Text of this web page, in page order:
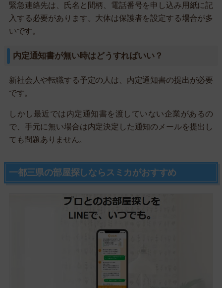
緊急連絡先は、氏名と間柄、電話番号を申し込み用紙に記
入する必要があります。大体は保護者を設定する場合が多
いです。
内定通知書が無い時はどうすればいい？
新社会人や転職する予定の人は、内定通知書の提出が必要
です。
しかし最近では内定通知書を渡していない企業があるの
で、手元に無い場合は内定決定した通知のメールを提出し
ても問題ありません。
一都三県の部屋探しならスミカがおすすめ